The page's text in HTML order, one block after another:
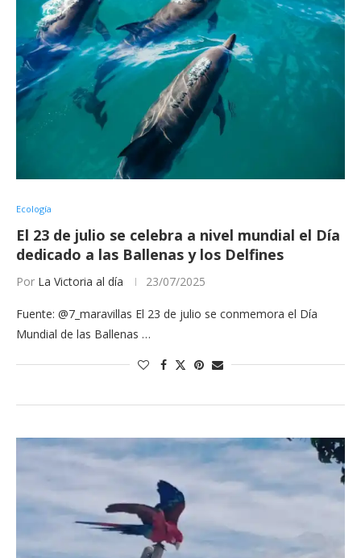
Ecología
El 23 de julio se celebra a nivel mundial el Día
dedicado a las Ballenas y los Delfines
Por La Victoria al día 23/07/2025
Fuente: @7_maravillas El 23 de julio se conmemora el Día
Mundial de las Ballenas …